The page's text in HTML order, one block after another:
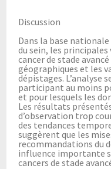
Discussion
Dans la base
du sein, les
cancer de stade
géographiques et les
dépistages. L’analyse
participant au moins
et pour lesquels les
Les résultats
d’observation trop
des tendances
suggèrent que les
recommandations du
influence importante
cancers de stade